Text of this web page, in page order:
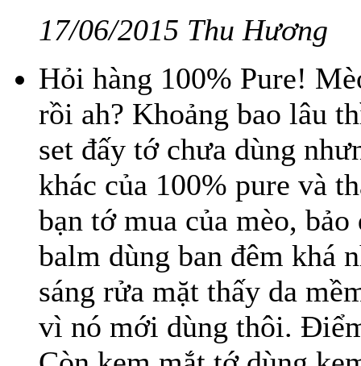
17/06/2015 Thu Hương
Hỏi hàng 100% Pure!
rồi ah? Khoảng bao lâu
set đấy tớ chưa dùng
khác của 100% pure và
bạn tớ mua của mèo,
balm dùng ban đêm khá
sáng rửa mặt thấy da
vì nó mới dùng thôi.